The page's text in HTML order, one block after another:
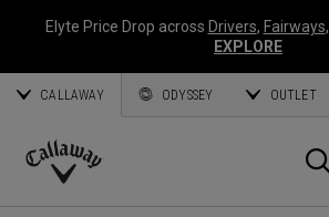
Elyte Price Drop across Drivers, Fairways,
EXPLORE
CALLAWAY ODYSSEY OUTLET
Callaway